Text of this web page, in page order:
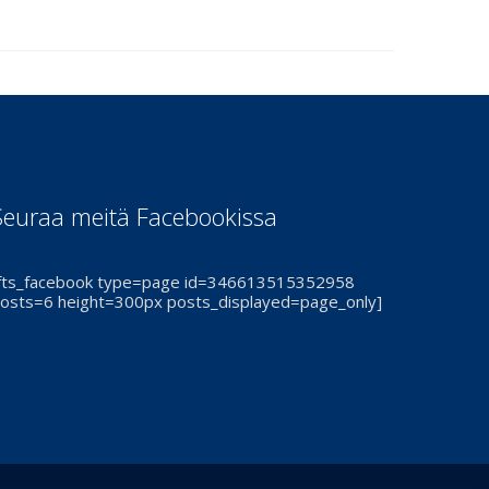
meitä Facebookissa
type=page id=346613515352958
height=300px posts_displayed=page_only]